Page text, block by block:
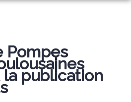
Pompes
publication